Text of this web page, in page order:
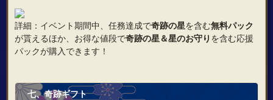
詳細：イベント期間中、任務達成で奇跡の星を含む無料パック
が貰えるほか、お得な値段で奇跡の星＆星のお守り を含む応援
パックが購入できます！
七、奇跡ギフト